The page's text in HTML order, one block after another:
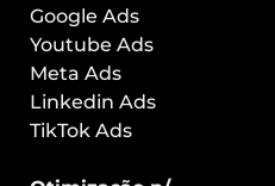
Google Ads
Youtube Ads
Meta Ads
Linkedin Ads
TikTok Ads